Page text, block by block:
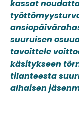
kassat
suuruisen
tavoittele
käsitykseen
tilanteesta
alhaisen